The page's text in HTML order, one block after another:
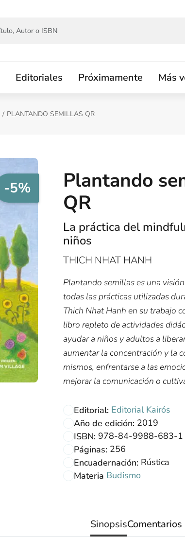
Editoriales Próximamente Más
PLANTANDO SEMILLAS QR
-5%
Plantando
QR
La práctica del
niños
THICH NHAT HANH
Plantando semillas es una
todas las prácticas utilizadas
Thich Nhat Hanh en su trabajo
libro repleto de actividades
ayudar a niños y adultos a
aumentar la concentración y la
mismos, enfrentarse a las
mejorar la comunicación o
Editorial: Editorial Kairós
Año de edición: 2019
ISBN: 978-84-9988-683-1
Páginas: 256
Encuadernación: Rústica
Materia Budismo
SinopsisComentarios